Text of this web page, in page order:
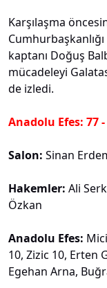
Karşılaşma
Cumhurbaşkanlığı
kaptanı Doğuş
mücadeleyi
de izledi.
Anadolu Efes: 77
Salon: Sinan
Hakemler: Ali
Özkan
Anadolu Efes:
10, Zizic 10, Erten
Egehan Arna,